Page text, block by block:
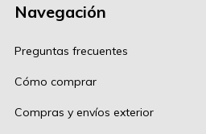
Navegación
Preguntas frecuentes
Cómo comprar
Compras y envíos exterior